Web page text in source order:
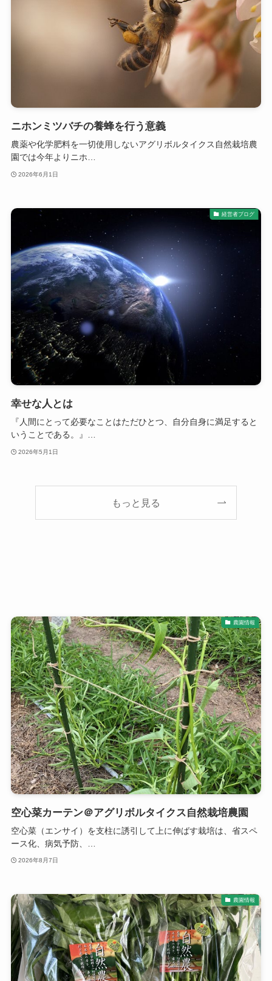
ニホンミツバチの養蜂を行う意義
農薬や化学肥料を一切使用しないアグリボルタイクス自然栽培農
園では今年よりニホ…
2026年6月1日
経営者ブログ
幸せな人とは
『人間にとって必要なことはただひとつ、自分自身に満足すると
いうことである。』…
2026年5月1日
もっと見る
農園情報
空心菜カーテン＠アグリボルタイクス自然栽培農園
空心菜（エンサイ）を支柱に誘引して上に伸ばす栽培は、省スペ
ース化、病気予防、…
2026年8月7日
農園情報